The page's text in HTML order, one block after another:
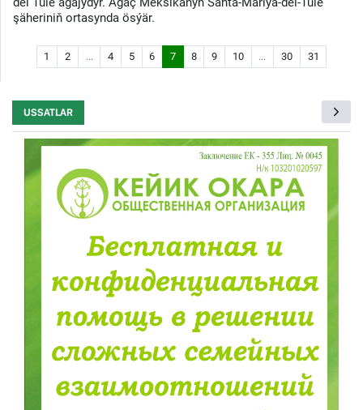
şäheriniň ortasynda ösýär.
1 2 ... 4 5 6 7 8 9 10 ... 30 31
USSATLAR